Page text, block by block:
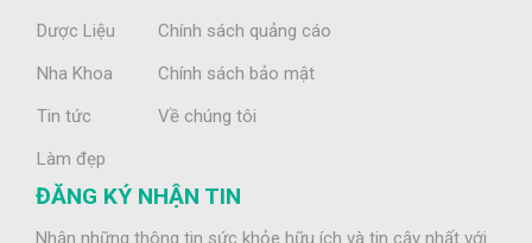
Dược Liệu
Nha Khoa
Tin tức
Làm đẹp
Chính sách quảng cáo
Chính sách bảo mật
Về chúng tôi
ĐĂNG KÝ NHẬN TIN
Nhận những thông tin sức khỏe hữu ích và tin cậy nhất với